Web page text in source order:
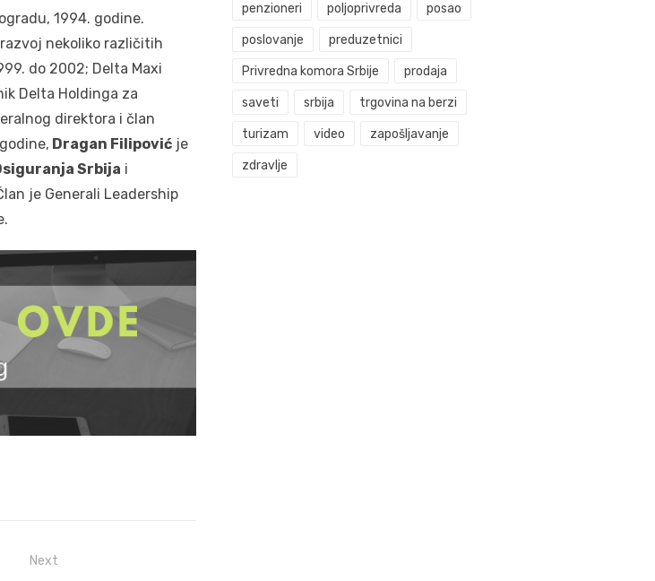
1994. godine.
nekoliko različitih
do 2002; Delta Maxi
Delta Holdinga za
direktora i član
Dragan Filipović je
Srbija i
je Generali Leadership
Next
penzioneri poljoprivreda posao
poslovanje preduzetnici
Privredna komora Srbije prodaja
saveti srbija trgovina na berzi
turizam video zapošljavanje
zdravlje